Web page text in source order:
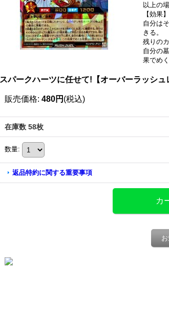
以上の
【効果
自分は
きる。
残りの
自分の
果でめ
スパークハーツに任せて!【オーバーラッシ
販売価格: 480円 (税込)
在庫数 58枚
数量:
返品特約に関する重要事項